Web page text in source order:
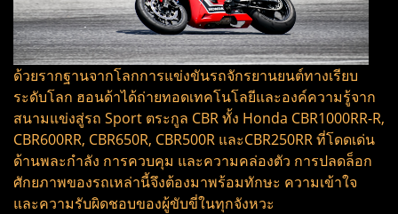
ด้วยรากฐานจากโลกการแข่งขันรถจักรยานยนต์ทางเรียบ
ระดับโลก ฮอนด้าได้ถ่ายทอดเทคโนโลยีและองค์ความรู้จาก
สนามแข่งสู่รถ Sport ตระกูล CBR ทั้ง Honda CBR1000RR-R,
CBR600RR, CBR650R, CBR500R และCBR250RR ที่โดดเด่น
ด้านพละกำลัง การควบคุม และความคล่องตัว การปลดล็อก
ศักยภาพของรถเหล่านี้จึงต้องมาพร้อมทักษะ ความเข้าใจ
และความรับผิดชอบของผู้ขับขี่ในทุกจังหวะ